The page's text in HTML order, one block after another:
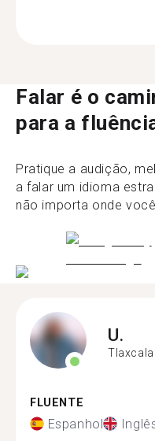
Falar é o
para a
Pratique a audição,
a falar um idioma
não importa onde
U.
FLUENTE
Espanhol